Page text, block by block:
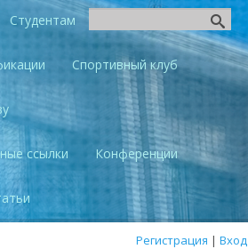
Студентам
Спортивный клуб
ссылки Конференции
Регистрация | Вход